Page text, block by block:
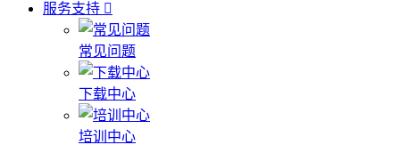
服务支持
常见问题
下载中心
培训中心